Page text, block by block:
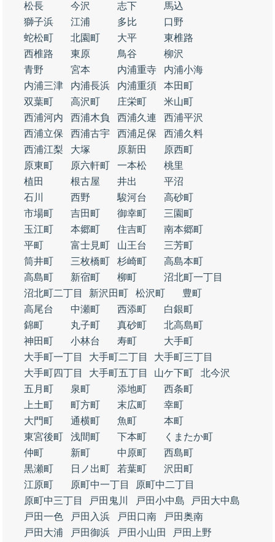
松長
今沢 志下
馬込
獅子浜
江浦 多比
口野
蛇松町
北園町 大平
東椎路
西椎路
東原 鳥谷
柳沢
青野
宮本 内浦重寺
内浦小海
内浦三津
内浦長浜 内浦重須
本田町
双葉町
高沢町 庄栄町
米山町
西浦河内
西浦木負 西浦久連
西浦平沢
西浦立保
西浦古宇 西浦足保
西浦久料
西浦江梨
大塚 原新田
原西町
原東町
原六軒町 一本松
桃里
植田
根古屋 井出
平沼
石川
西野 駿河台
高砂町
市場町
吉田町 御幸町
三園町
玉江町
本郷町 住吉町
南本郷町
平町
富士見町 山王台
三芳町
筒井町
三枚橋町 杉崎町
高島本町
高島町
新宿町 柳町
沼北町一丁目
沼北町二丁目
新沢田町 松沢町
豊町
高尾台
中瀬町 西添町
白銀町
錦町
丸子町 真砂町
北高島町
神田町
小林台 寿町
大手町
大手町一丁目
大手町二丁目
大手町三丁目
大手町四丁目
大手町五丁目 山ケ下町
北今沢
五月町
泉町 添地町
西条町
上土町
町方町 末広町
幸町
大門町
通横町 魚町
本町
東宮後町
浅間町 下本町
くまたか町
仲町
新町 中原町
西島町
黒瀬町
日ノ出町 若葉町
沢田町
江原町
原町中一丁目
原町中二丁目
原町中三丁目
戸田鬼川 戸田小中島
戸田大中島
戸田一色
戸田入浜 戸田口南
戸田奥南
戸田大浦
戸田御浜 戸田小山田
戸田上野